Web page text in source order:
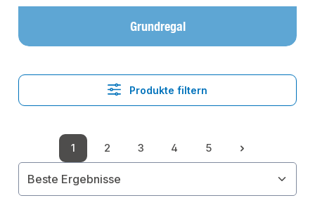
Grundregal
Produkte filtern
Seite
1
Seite
2
Seite
3
Seite
4
Seite
5